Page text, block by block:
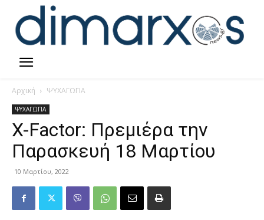
Αρχική ΨΥΧΑΓΩΓΙΑ
ΨΥΧΑΓΩΓΙΑ
X-Factor: Πρεμιέρα την
Παρασκευή 18 Μαρτίου
10 Μαρτίου, 2022